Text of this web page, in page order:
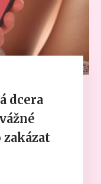
dcera